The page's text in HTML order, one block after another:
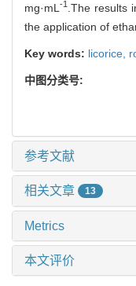
mg·mL -1 .The results
the application of
Key words: licorice,
中图分类号:
参考文献
相关文章 13
Metrics
本文评价